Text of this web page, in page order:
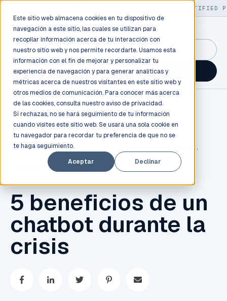
Este sitio web almacena cookies en tu dispositivo de
navegación a este sitio, las cuales se utilizan para
recopilar información acerca de tu interacción con
nuestro sitio web y nos permite recordarte. Usamos esta
información con el fin de mejorar y personalizar tu
experiencia de navegación y para generar analíticas y
métricas acerca de nuestros visitantes en este sitio web y
otros medios de comunicación. Para conocer más acerca
de las cookies, consulta nuestro aviso de privacidad.
Si rechazas, no se hará seguimiento de tu información
cuando visites este sitio web. Se usará una sola cookie en
tu navegador para recordar tu preferencia de que no se
te haga seguimiento.
Aceptar
Declinar
130+ CERTIFIED
GuidancePlex →
Talk to an engineer →
CHATBOT , BUSINESS INTELLIGENCE
ATENCION AL CLIENTE
5 beneficios de un
chatbot durante la
crisis